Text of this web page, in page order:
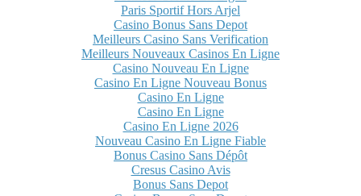
Paris Sportif Hors Arjel
Casino Bonus Sans Depot
Meilleurs Casino Sans Verification
Meilleurs Nouveaux Casinos En Ligne
Casino Nouveau En Ligne
Casino En Ligne Nouveau Bonus
Casino En Ligne
Casino En Ligne
Casino En Ligne 2026
Nouveau Casino En Ligne Fiable
Bonus Casino Sans Dépôt
Cresus Casino Avis
Bonus Sans Depot